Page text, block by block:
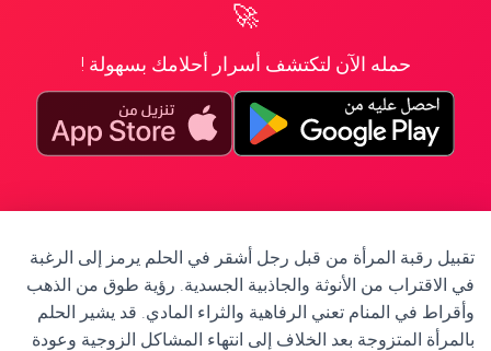
🚀
حمله الآن لتكتشف أسرار أحلامك بسهولة !
تقبيل رقبة المرأة من قبل رجل أشقر في الحلم يرمز إلى الرغبة
في الاقتراب من الأنوثة والجاذبية الجسدية. رؤية طوق من الذهب
وأقراط في المنام تعني الرفاهية والثراء المادي. قد يشير الحلم
بالمرأة المتزوجة بعد الخلاف إلى انتهاء المشاكل الزوجية وعودة